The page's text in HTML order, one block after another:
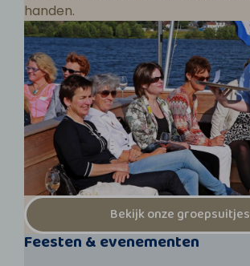
handen.
Bekijk onze groepsuitjes
Feesten & evenementen